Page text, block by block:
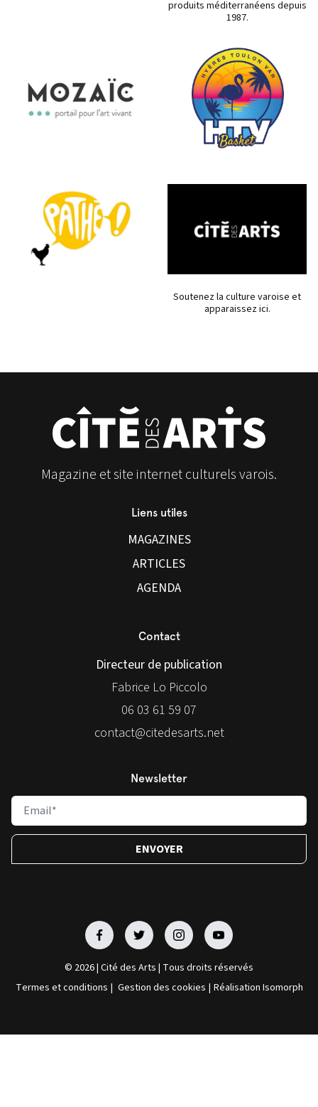
produits méditerranéens depuis
1987.
Soutenez la culture varoise et
apparaissez ici.
Magazine et site internet culturels varois.
Liens utiles
MAGAZINES
ARTICLES
AGENDA
Contact
Directeur de publication
Fabrice Lo Piccolo
06 03 61 59 07
contact@citedesarts.net
Newsletter
© 2026 | Cité des Arts | Tous droits réservés
Termes et conditions | Gestion des cookies | Réalisation Isomorph
FacebookFacebookFacebookFacebook